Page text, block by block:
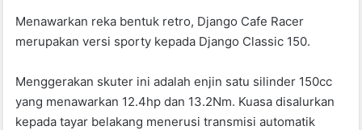
Menawarkan reka bentuk retro, Django Cafe Racer
merupakan versi sporty kepada Django Classic 150.
Menggerakan skuter ini adalah enjin satu silinder 150cc
yang menawarkan 12.4hp dan 13.2Nm. Kuasa disalurkan
kepada tayar belakang menerusi transmisi automatik